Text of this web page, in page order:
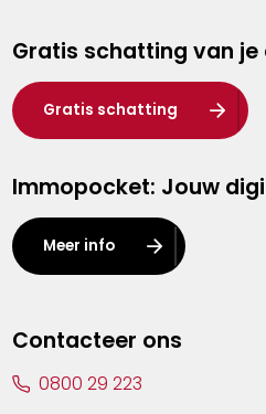
Hasselt
Heist-op-den-Berg
Herentals
Kalmthout
Leuven
Lier
Gratis schatting van je
Gratis schatting
Immopocket: Jouw
Meer info
Contacteer ons
0800 29 223